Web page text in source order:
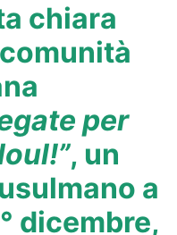
chiara
per
, un
a
dicembre,